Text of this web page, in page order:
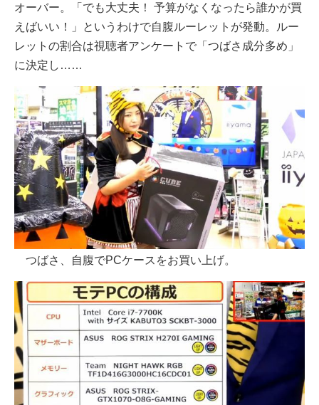
オーバー。「でも大丈夫！ 予算がなくなったら誰かが買
えばいい！」というわけで自腹ルーレットが発動。ルー
レットの割合は視聴者アンケートで「つばさ成分多め」
に決定し……
つばさ、自腹でPCケースをお買い上げ。